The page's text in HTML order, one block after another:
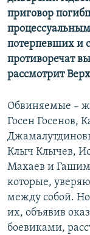
приговор
потерпевших и
противоречат
рассмотрит
Обвиняемые –
Госен Госенов,
Клыч Клычев,
Махаев и Гашим
которые,
между собой. Но
их, объявив
боевиками,